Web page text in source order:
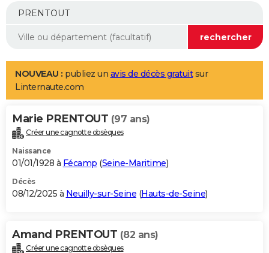
Mobiles
Meilleur smartphone
Internet
Ordinateurs
Jeux vidéo
Guide high-tech
Aménagement intérieur
LIFESTYLE
Art de vivre
Bien-être
Loisirs
Mode
Modes de vie
Alimentation
Guide de la santé
Maladies
Médicaments
Sommeil
VOYAGE
Destinations
City break
Voyage nature
Voyage de noces
Forum
Climat
+PHOTO
GUIDES D'ACHAT
BONS PLANS
Carte de Noël
Carte Bonne année
Carte Saint-Valentin
Carte Pâques
Carte d'anniversaire
DICTIONNAIRE
NOUVEAU : publiez un avis de décès gratuitsur
Linternaute.com
Marie PRENTOUT (97 ans)
Créer une cagnotte obsèques
Naissance
01/01/1928 à Fécamp (Seine-Maritime)
Décès
08/12/2025 à Neuilly-sur-Seine (Hauts-de-Seine)
Amand PRENTOUT (82 ans)
Créer une cagnotte obsèques